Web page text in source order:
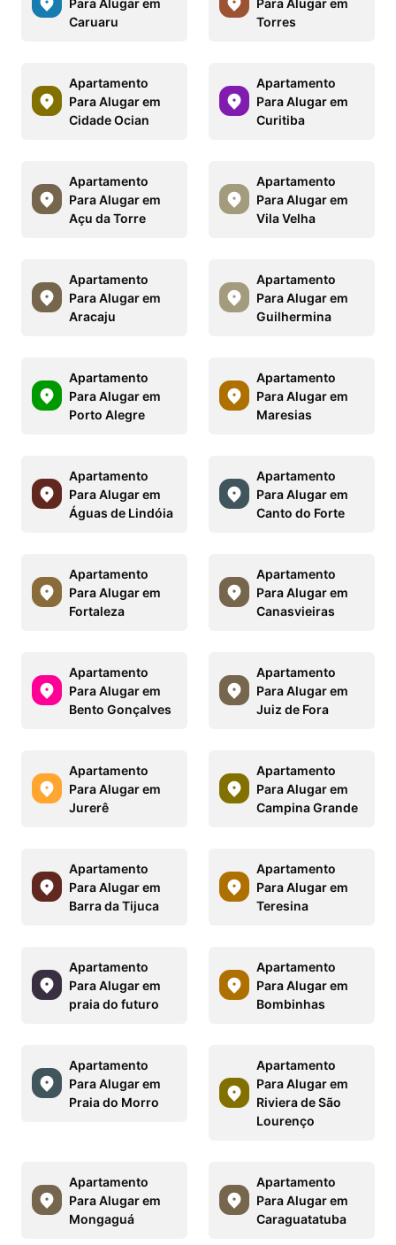
Caruaru
Torres
Apartamento
Para Alugar em
Cidade Ocian
Apartamento
Para Alugar em
Curitiba
Apartamento
Para Alugar em
Açu da Torre
Apartamento
Para Alugar em
Vila Velha
Apartamento
Para Alugar em
Aracaju
Apartamento
Para Alugar em
Guilhermina
Apartamento
Para Alugar em
Porto Alegre
Apartamento
Para Alugar em
Maresias
Apartamento
Para Alugar em
Águas de Lindóia
Apartamento
Para Alugar em
Canto do Forte
Apartamento
Para Alugar em
Fortaleza
Apartamento
Para Alugar em
Canasvieiras
Apartamento
Para Alugar em
Bento Gonçalves
Apartamento
Para Alugar em
Juiz de Fora
Apartamento
Para Alugar em
Jurerê
Apartamento
Para Alugar em
Campina Grande
Apartamento
Para Alugar em
Barra da Tijuca
Apartamento
Para Alugar em
Teresina
Apartamento
Para Alugar em
praia do futuro
Apartamento
Para Alugar em
Bombinhas
Apartamento
Para Alugar em
Praia do Morro
Apartamento
Para Alugar em
Riviera de São
Lourenço
Apartamento
Para Alugar em
Mongaguá
Apartamento
Para Alugar em
Caraguatatuba